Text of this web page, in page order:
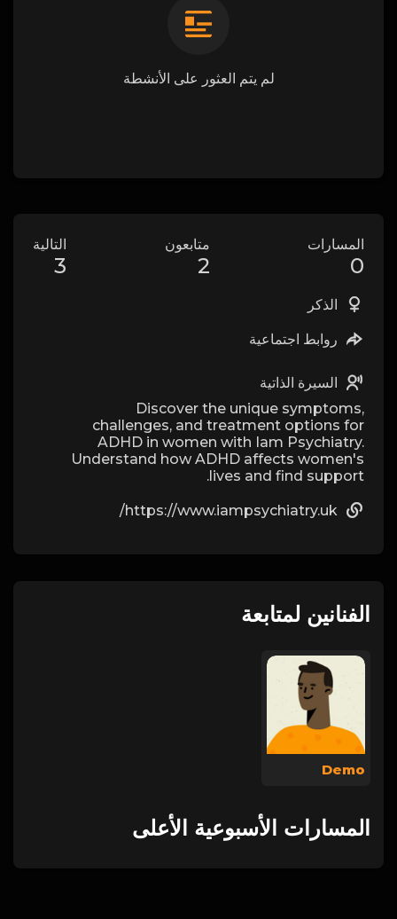
لم يتم العثور على الأنشطة
المسارات
0
متابعون
2
التالية
3
الذكر
روابط اجتماعية
السيرة الذاتية
Discover the unique symptoms,
challenges, and treatment options for
ADHD in women with Iam Psychiatry.
Understand how ADHD affects women's
lives and find support.
https://www.iampsychiatry.uk/
الفنانين لمتابعة
Demo
المسارات الأسبوعية الأعلى